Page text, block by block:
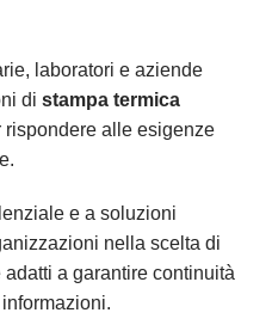
laboratori e aziende
di stampa termica
rispondere alle esigenze
e a soluzioni
nella scelta di
a garantire continuità